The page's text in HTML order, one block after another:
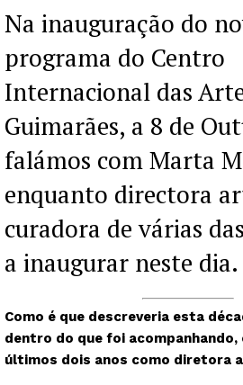
Na inauguração do
programa do Centro
Internacional das
Guimarães, a 8 de
falámos com Marta
enquanto directora
curadora de várias
a inaugurar neste dia.
Como é que descreveria esta
dentro do que foi
últimos dois anos como diretora